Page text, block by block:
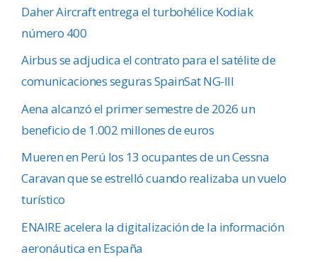
Daher Aircraft entrega el turbohélice Kodiak
número 400
Airbus se adjudica el contrato para el satélite de
comunicaciones seguras SpainSat NG-III
Aena alcanzó el primer semestre de 2026 un
beneficio de 1.002 millones de euros
Mueren en Perú los 13 ocupantes de un Cessna
Caravan que se estrelló cuando realizaba un vuelo
turístico
ENAIRE acelera la digitalización de la información
aeronáutica en España